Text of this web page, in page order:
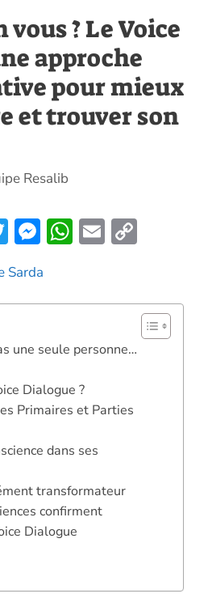
? Le Voice
approche
pour mieux
et trouver son
Resalib
T
w
itt
er
M
se
n
g
er
W
s
p
p
E
l y
Li
Sarda
une seule personne…
Dialogue ?
Primaires et Parties
dans ses
transformateur
confirment
Dialogue